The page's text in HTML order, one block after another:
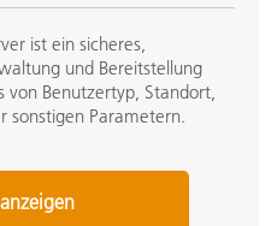
ist ein sicheres,
und Bereitstellung
von Benutzertyp, Standort,
sonstigen Parametern.